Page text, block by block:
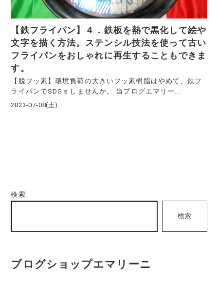
【鉄フライパン】４．鉄板を熱で黒化して絵や
文字を描く方法。ステンシル技法を使って古い
フライパンをおしゃれに再生することもできま
す。
【脱フッ素】環境負荷の大きいフッ素樹脂はやめて、鉄フ
ライパンでSDGｓしませんか。 当ブログエマリー...
2023-07-08(土)
検索
検索
ブログショップエマリーニ